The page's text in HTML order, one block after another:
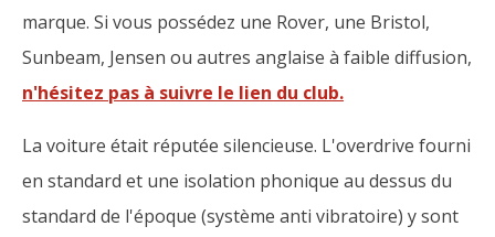
marque. Si vous possédez une Rover, une Bristol,
Sunbeam, Jensen ou autres anglaise à faible diffusion,
n'hésitez pas à suivre le lien du club.
La voiture était réputée silencieuse. L'overdrive fourni
en standard et une isolation phonique au dessus du
standard de l'époque (système anti vibratoire) y sont